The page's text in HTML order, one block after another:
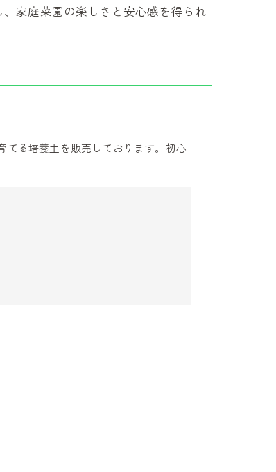
家庭菜園の楽しさと安心感を得られ
てる培養土を販売しております。初心